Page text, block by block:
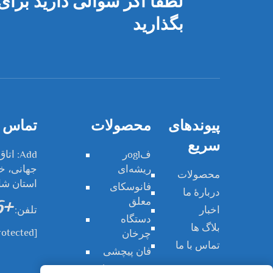
بگذارید
پیوندهای
سریع
محصولات
دربارهٔ ما
اخبار
بلاگ ها
تماس با ما
محصولات
فoglر
ریشه‌ای
فانوسکای
معلق
دستگاه
چرخان
فان پیچشی
سیستم حمل
تماس
جهانی،
استان
تلفن: +86-13808931225